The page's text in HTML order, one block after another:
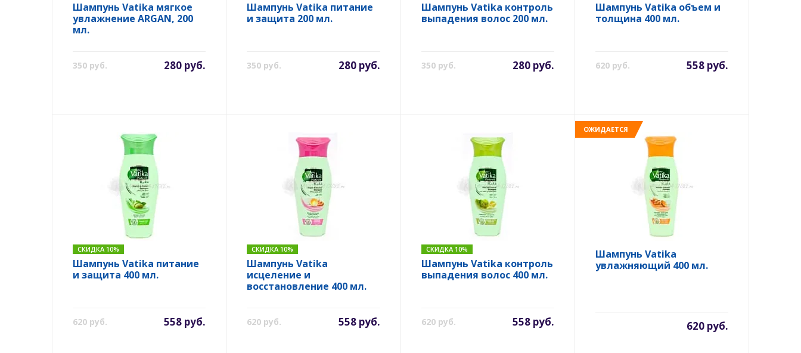
Шампунь Vatika мягкое
увлажнение ARGAN, 200
мл.
350 руб. 280 руб.
Шампунь Vatika питание
и защита 200 мл.
350 руб. 280 руб.
Шампунь Vatika контроль
выпадения волос 200 мл.
350 руб. 280 руб.
Шампунь Vatika объем и
толщина 400 мл.
620 руб. 558 руб.
СКИДКА 10%
Шампунь Vatika питание
и защита 400 мл.
620 руб. 558 руб.
СКИДКА 10%
Шампунь Vatika
исцеление и
восстановление 400 мл.
620 руб. 558 руб.
СКИДКА 10%
Шампунь Vatika контроль
выпадения волос 400 мл.
620 руб. 558 руб.
ОЖИДАЕТСЯ
Шампунь Vatika
увлажняющий 400 мл.
620 руб.